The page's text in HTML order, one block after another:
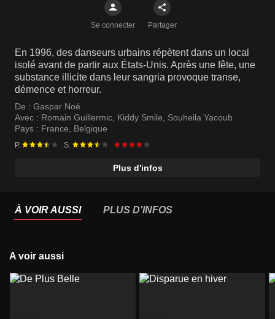
Se connecter Partager
En 1996, des danseurs urbains répètent dans un local
isolé avant de partir aux États-Unis. Après une fête, une
substance illicite dans leur sangria provoque transe,
démence et horreur.
De : Gaspar Noé
Avec : Romain Guillermic Kiddy Smile
Souheila Yacoub
Pays : France Belgique
P. S.
Plus d'infos
À VOIR AUSSI PLUS D'INFOS
A voir aussi